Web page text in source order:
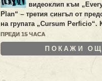
видеоклип към „
Plan“ – третия сингъл от
на групата „Cursum Perficio“.
ПРЕДИ 15 ЧАСА
ПОКАЖИ